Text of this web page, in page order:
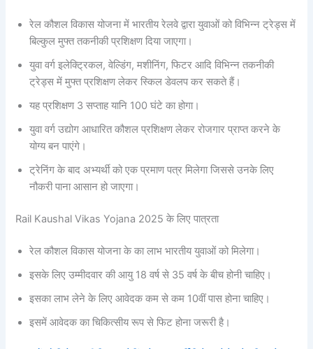
रेल कौशल विकास योजना में भारतीय रेलवे द्वारा युवाओं को विभिन्न ट्रेड्स में
बिल्कुल मुफ्त तकनीकी प्रशिक्षण दिया जाएगा।
युवा वर्ग इलेक्ट्रिकल, वेल्डिंग, मशीनिंग, फिटर आदि विभिन्न तकनीकी
ट्रेड्स में मुफ्त प्रशिक्षण लेकर स्किल डेवलप कर सकते हैं।
यह प्रशिक्षण 3 सप्ताह यानि 100 घंटे का होगा।
युवा वर्ग उद्योग आधारित कौशल प्रशिक्षण लेकर रोजगार प्राप्त करने के
योग्य बन पाएंगे।
ट्रेनिंग के बाद अभ्यर्थी को एक प्रमाण पत्र मिलेगा जिससे उनके लिए
नौकरी पाना आसान हो जाएगा।
Rail Kaushal Vikas Yojana 2025 के लिए पात्रता
रेल कौशल विकास योजना के का लाभ भारतीय युवाओं को मिलेगा।
इसके लिए उम्मीदवार की आयु 18 वर्ष से 35 वर्ष के बीच होनी चाहिए।
इसका लाभ लेने के लिए आवेदक कम से कम 10वीं पास होना चाहिए।
इसमें आवेदक का चिकित्सीय रूप से फिट होना जरूरी है।